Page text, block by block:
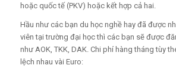
hoặc quốc tế (PKV) hoặc kết hợp cả hai.
Hầu như các bạn du học nghề hay đã được
viên tại trường đại học thì các bạn sẽ được
như AOK, TKK, DAK. Chi phí hàng tháng tùy
lệch nhau vài Euro: